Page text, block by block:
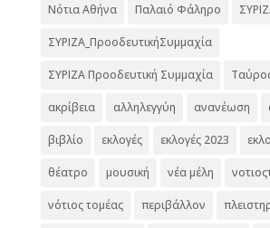
Νότια Αθήνα Παλαιό Φάληρο
ΣΥΡΙΖΑ_ΠροοδευτικήΣυμμαχία
ΣΥΡΙΖΑ Προοδευτική Συμμαχία
ακρίβεια αλληλεγγύη ανανέωση
βιβλίο εκλογές εκλογές 2023
θέατρο μουσική νέα μέλη
νότιος τομέας περιβάλλον